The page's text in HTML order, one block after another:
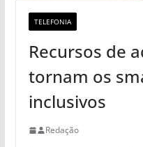
TELEFONIA
Recursos de
tornam os
inclusivos
Redação